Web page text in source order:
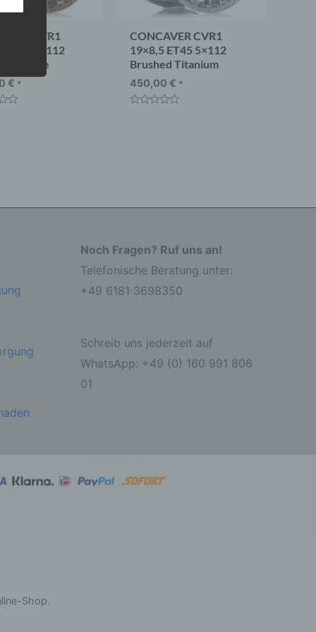
CVR1
ET40 5×112
Bronze
€ *
CONCAVER CVR1
19×8,5 ET45 5×112
Brushed Titanium
450,00 € *
Noch Fragen? Ruf uns an!
Telefonische Beratung unter:
+49 6181 3698350
Schreib uns jederzeit auf
WhatsApp: +49 (0) 160 991 806
01
Shop.